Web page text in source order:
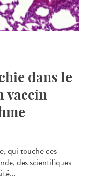
dans le
vaccin
qui touche des
des scientifiques